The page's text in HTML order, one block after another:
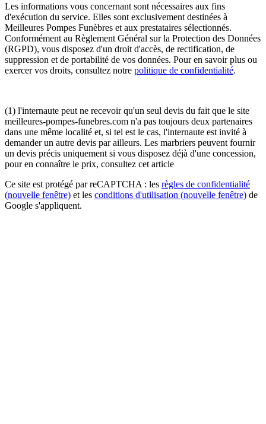
Les informations vous concernant sont nécessaires aux fins
d'exécution du service. Elles sont exclusivement destinées à
Meilleures Pompes Funèbres et aux prestataires sélectionnés.
Conformément au Règlement Général sur la Protection des Données
(RGPD), vous disposez d'un droit d'accès, de rectification, de
suppression et de portabilité de vos données. Pour en savoir plus ou
exercer vos droits, consultez notre politique de confidentialité.
(1) l'internaute peut ne recevoir qu'un seul devis du fait que le site
meilleures-pompes-funebres.com n'a pas toujours deux partenaires
dans une même localité et, si tel est le cas, l'internaute est invité à
demander un autre devis par ailleurs. Les marbriers peuvent fournir
un devis précis uniquement si vous disposez déjà d'une concession,
pour en connaître le prix, consultez cet article
Ce site est protégé par reCAPTCHA : les règles de confidentialité
(nouvelle fenêtre) et les conditions d'utilisation (nouvelle fenêtre) de
Google s'appliquent.